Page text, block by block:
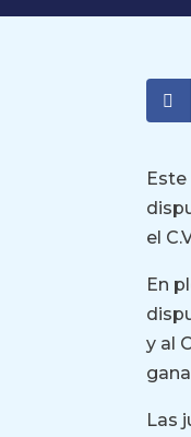
el
En
y al
Las